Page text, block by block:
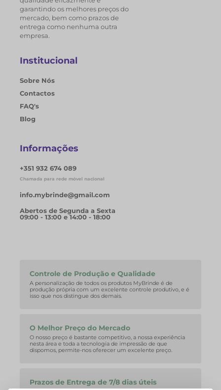
garantindo os melhores preços do
mercado, bem como prazos de
entrega como nenhuma outra
empresa.
Institucional
Sobre Nós
Contactos
FAQ's
Blog
Informações
+351 932 674 089
Chamada para rede móvel nacional
info.mybrinde@gmail.com
Abertos de Segunda a Sexta
09:00 - 13:00 e 14:00 - 18:00
Controle de Produção e Qualidade
A personalização de todos os produtos MyBrinde é de
produção própria com um excelente controle produtivo, e é
isso que nos distingue dos demais.
O Melhor Preço do Mercado
O nosso preço é bastante competitivo, a nossa experiência
nesta área e toda a tecnologia de impressão de que
dispomos, permite-nos oferecer um excelente preço.
Prazos de Entrega de 7/8 dias úteis